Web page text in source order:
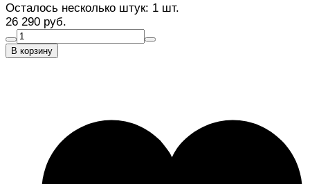
Осталось несколько штук: 1 шт.
26 290 руб.
В корзину